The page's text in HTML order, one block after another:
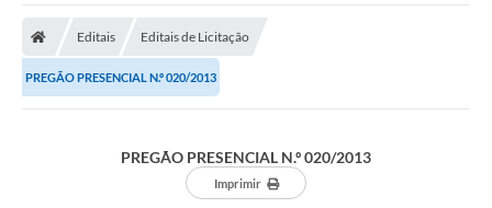
Editais Editais de Licitação
PREGÃO PRESENCIAL N.º 020/2013
PREGÃO PRESENCIAL N.º 020/2013
Imprimir